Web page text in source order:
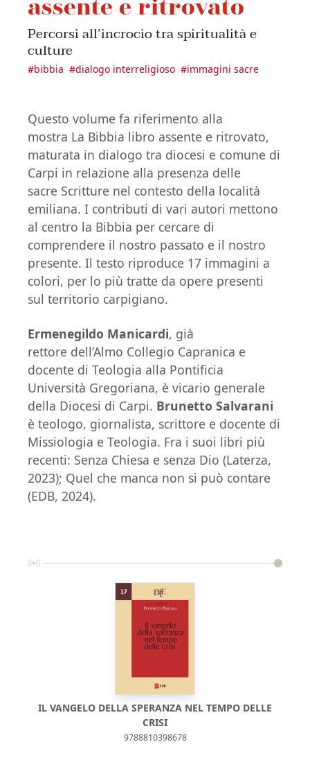
assente e ritrovato
Percorsi all’incrocio tra spiritualità e
culture
#bibbia #dialogo interreligioso #immagini sacre
Questo volume fa riferimento alla
mostra La Bibbia libro assente e ritrovato,
maturata in dialogo tra diocesi e comune di
Carpi in relazione alla presenza delle
sacre Scritture nel contesto della località
emiliana. I contributi di vari autori mettono
al centro la Bibbia per cercare di
comprendere il nostro passato e il nostro
presente. Il testo riproduce 17 immagini a
colori, per lo più tratte da opere presenti
sul territorio carpigiano.
Ermenegildo Manicardi, già
rettore dell’Almo Collegio Capranica e
docente di Teologia alla Pontificia
Università Gregoriana, è vicario generale
della Diocesi di Carpi. Brunetto Salvarani
è teologo, giornalista, scrittore e docente di
Missiologia e Teologia. Fra i suoi libri più
recenti: Senza Chiesa e senza Dio (Laterza,
2023); Quel che manca non si può contare
(EDB, 2024).
IL VANGELO DELLA SPERANZA NEL TEMPO DELLE
CRISI
9788810398678